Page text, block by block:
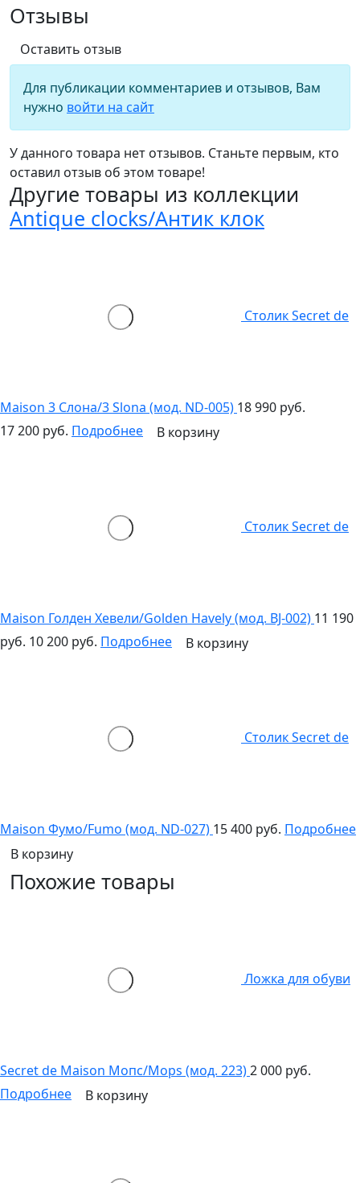
Отзывы
Оставить отзыв
Для публикации комментариев и отзывов, Вам
нужно войти на сайт
У данного товара нет отзывов. Станьте первым, кто
оставил отзыв об этом товаре!
Другие товары из коллекции
Antique clocks/Антик клок
Столик Secret de
Maison 3 Слона/3 Slona (мод. ND-005) 18 990 руб.
17 200 руб. Подробнее В корзину
Столик Secret de
Maison Голден Хевели/Golden Havely (мод. BJ-002) 11 190
руб. 10 200 руб. Подробнее В корзину
Столик Secret de
Maison Фумо/Fumo (мод. ND-027) 15 400 руб. Подробнее
В корзину
Похожие товары
Ложка для обуви
Secret de Maison Мопс/Mops (мод. 223)2 000 руб.
Подробнее
В корзину